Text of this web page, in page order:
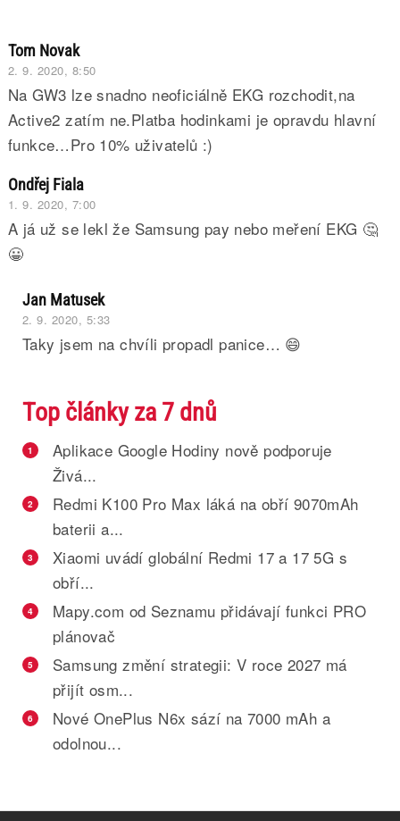
Tom Novak
2. 9. 2020, 8:50
Na GW3 lze snadno neoficiálně EKG rozchodit,na
Active2 zatím ne.Platba hodinkami je opravdu hlavní
funkce…Pro 10% uživatelů :)
Ondřej Fiala
1. 9. 2020, 7:00
A já už se lekl že Samsung pay nebo meření EKG 🤔
😀
Jan Matusek
2. 9. 2020, 5:33
Taky jsem na chvíli propadl panice… 😄
Top články za 7 dnů
1
Aplikace Google Hodiny nově podporuje
Živá...
2
Redmi K100 Pro Max láká na obří 9070mAh
baterii a...
3
Xiaomi uvádí globální Redmi 17 a 17 5G s
obří...
4
Mapy.com od Seznamu přidávají funkci PRO
plánovač
5
Samsung změní strategii: V roce 2027 má
přijít osm...
6
Nové OnePlus N6x sází na 7000 mAh a
odolnou...